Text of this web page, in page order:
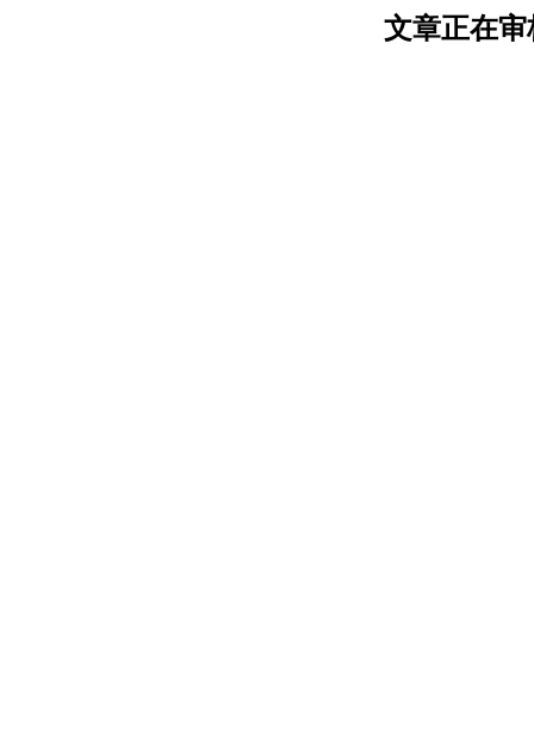
文章正在